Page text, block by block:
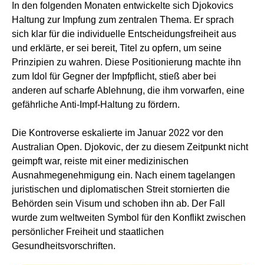
In den folgenden Monaten entwickelte sich Djokovics
Haltung zur Impfung zum zentralen Thema. Er sprach
sich klar für die individuelle Entscheidungsfreiheit aus
und erklärte, er sei bereit, Titel zu opfern, um seine
Prinzipien zu wahren. Diese Positionierung machte ihn
zum Idol für Gegner der Impfpflicht, stieß aber bei
anderen auf scharfe Ablehnung, die ihm vorwarfen, eine
gefährliche Anti-Impf-Haltung zu fördern.
Die Kontroverse eskalierte im Januar 2022 vor den
Australian Open. Djokovic, der zu diesem Zeitpunkt nicht
geimpft war, reiste mit einer medizinischen
Ausnahmegenehmigung ein. Nach einem tagelangen
juristischen und diplomatischen Streit stornierten die
Behörden sein Visum und schoben ihn ab. Der Fall
wurde zum weltweiten Symbol für den Konflikt zwischen
persönlicher Freiheit und staatlichen
Gesundheitsvorschriften.